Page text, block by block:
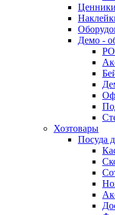
Ценники
Демо -
Хозтовары
Посуда